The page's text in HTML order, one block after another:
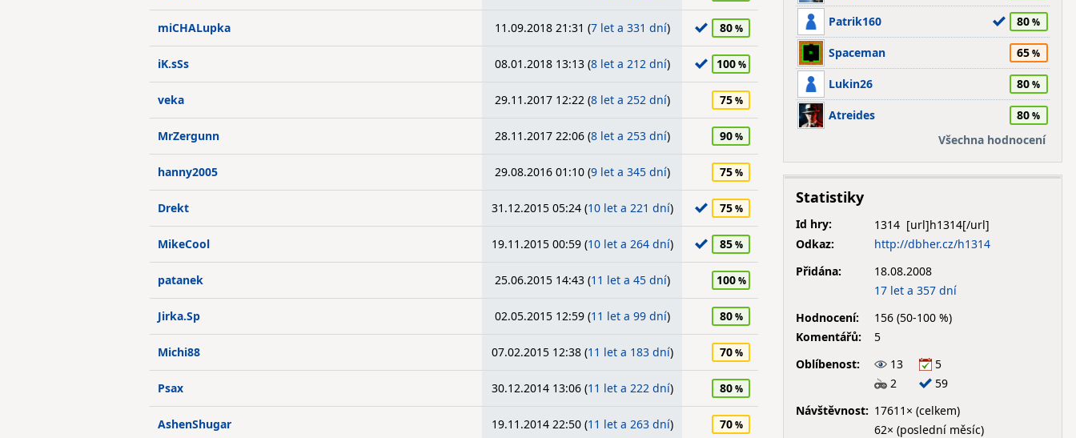
miCHALupka 11.09.2018 21:31 (7 let a 331 dní) 80
iK.sSs 08.01.2018 13:13 (8 let a 212 dní) 100
veka 29.11.2017 12:22 (8 let a 252 dní) 75
MrZergunn 28.11.2017 22:06 (8 let a 253 dní) 90
hanny2005 29.08.2016 01:10 (9 let a 345 dní) 75
Drekt 31.12.2015 05:24 (10 let a 221 dní) 75
MikeCool 19.11.2015 00:59 (10 let a 264 dní) 85
patanek 25.06.2015 14:43 (11 let a 45 dní) 100
Jirka.Sp 02.05.2015 12:59 (11 let a 99 dní) 80
Michi88 07.02.2015 12:38 (11 let a 183 dní) 70
Psax 30.12.2014 13:06 (11 let a 222 dní) 80
AshenShugar 19.11.2014 22:50 (11 let a 263 dní) 70
Patrik160 80
Spaceman 65
Lukin26 80
Atreides
80
Všechna hodnocení
Statistiky
Id hry:
1314
Odkaz:
http://dbher.cz/h1314
Přidána:
18.08.2008
17 let a 357 dní
Hodnocení:
156 (50-100 %)
Komentářů:
5
Oblíbenost:
13
5
2
59
Návštěvnost: 17611× (celkem)
62× (poslední měsíc)